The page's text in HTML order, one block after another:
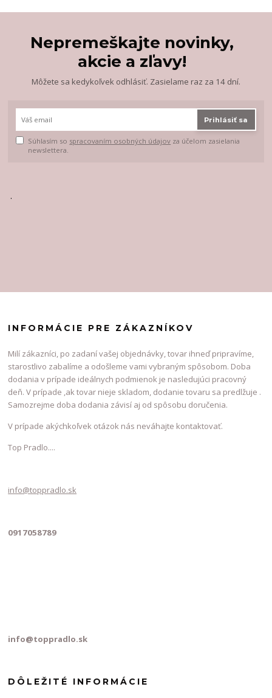
Nepremeškajte novinky,
akcie a zľavy!
Môžete sa kedykoľvek odhlásiť. Zasielame raz za 14 dní.
Prihlásiť sa
Súhlasím so spracovaním osobných údajov za účelom zasielania
newslettera.
.
INFORMÁCIE PRE ZÁKAZNÍKOV
Milí zákazníci, po zadaní vašej objednávky, tovar ihneď pripravíme,
starostlivo zabalíme a odošleme vami vybraným spôsobom. Doba
dodania v prípade ideálnych podmienok je nasledujúci pracovný
deň. V prípade ,ak tovar nieje skladom, dodanie tovaru sa predlžuje .
Samozrejme doba dodania závisí aj od spôsobu doručenia.
V prípade akýchkoľvek otázok nás neváhajte kontaktovať.
Top Pradlo....
info@toppradlo.sk
0917058789
info@toppradlo.sk
DÔLEŽITÉ INFORMÁCIE